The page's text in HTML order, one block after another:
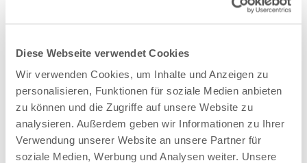
Diese Webseite verwendet Cookies
Wir verwenden Cookies, um Inhalte und Anzeigen zu
personalisieren, Funktionen für soziale Medien anbieten
zu können und die Zugriffe auf unsere Website zu
analysieren. Außerdem geben wir Informationen zu Ihrer
Verwendung unserer Website an unsere Partner für
soziale Medien, Werbung und Analysen weiter. Unsere
Bahnen
Nachhaltig
Nachhaltige Baumwolle (BCI)